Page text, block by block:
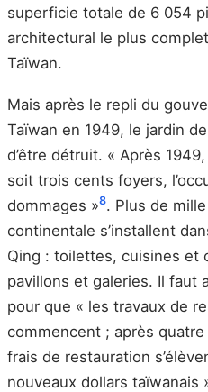
superficie totale de 6 054
architectural le plus
Taïwan.
Mais après le repli du
Taïwan en 1949, le jardin
d’être détruit. « Après
soit trois cents foyers,
dommages »8. Plus de
continentale s’installent
Qing : toilettes, cuisines et
pavillons et galeries. Il faut
pour que « les travaux de
commencent ; après
frais de restauration
nouveaux dollars taïwanais